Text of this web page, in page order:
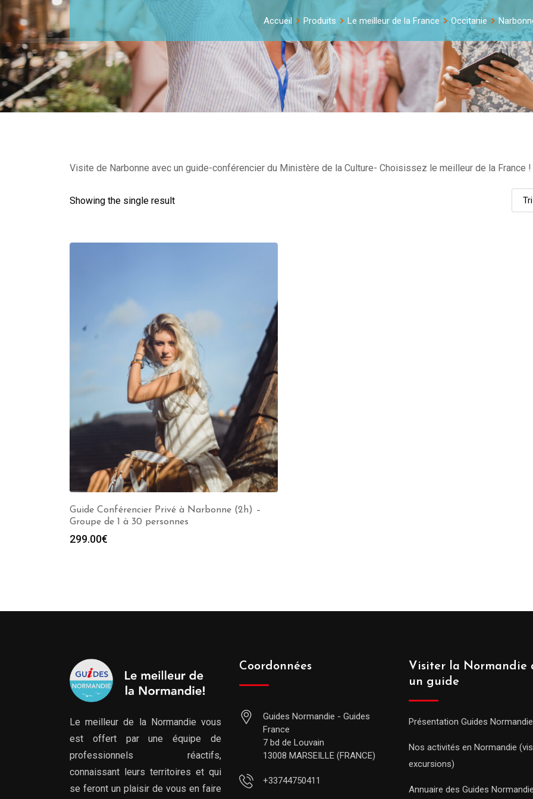
Accueil Produits Le meilleur de la France Occitanie
Visite de Narbonne avec un guide-conférencier du Ministère de la Culture- Choisissez le meilleur de la France !
Showing the single result
Guide Conférencier Privé à Narbonne (2h) –
Groupe de 1 à 30 personnes
299.00€
Le meilleur de la Normandie vous
est offert par une équipe de
professionnels réactifs,
connaissant leurs territoires et qui
se feront un plaisir de vous en faire
Coordonnées
Guides Normandie - Guides
France
7 bd de Louvain
13008 MARSEILLE (FRANCE)
+33744750411
Visiter la Normandie
un guide
Présentation Guides Normandie
Nos activités en Normandie
excursions)
Annuaire des Guides